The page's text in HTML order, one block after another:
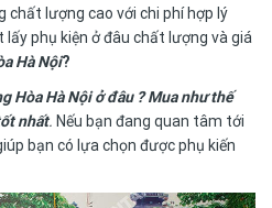
lượng cao với chi phí hợp lý
lấy phụ kiện ở đâu chất lượng và giá
Hà Nội?
Hòa Hà Nội ở đâu ? Mua như thế
nhất. Nếu bạn đang quan tâm tới
bạn có lựa chọn được phụ kiến